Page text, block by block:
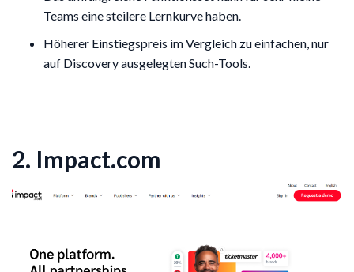
Teams eine steilere Lernkurve haben.
Höherer Einstiegspreis im Vergleich zu einfachen, nur
auf Discovery ausgelegten Such-Tools.
2. Impact.com